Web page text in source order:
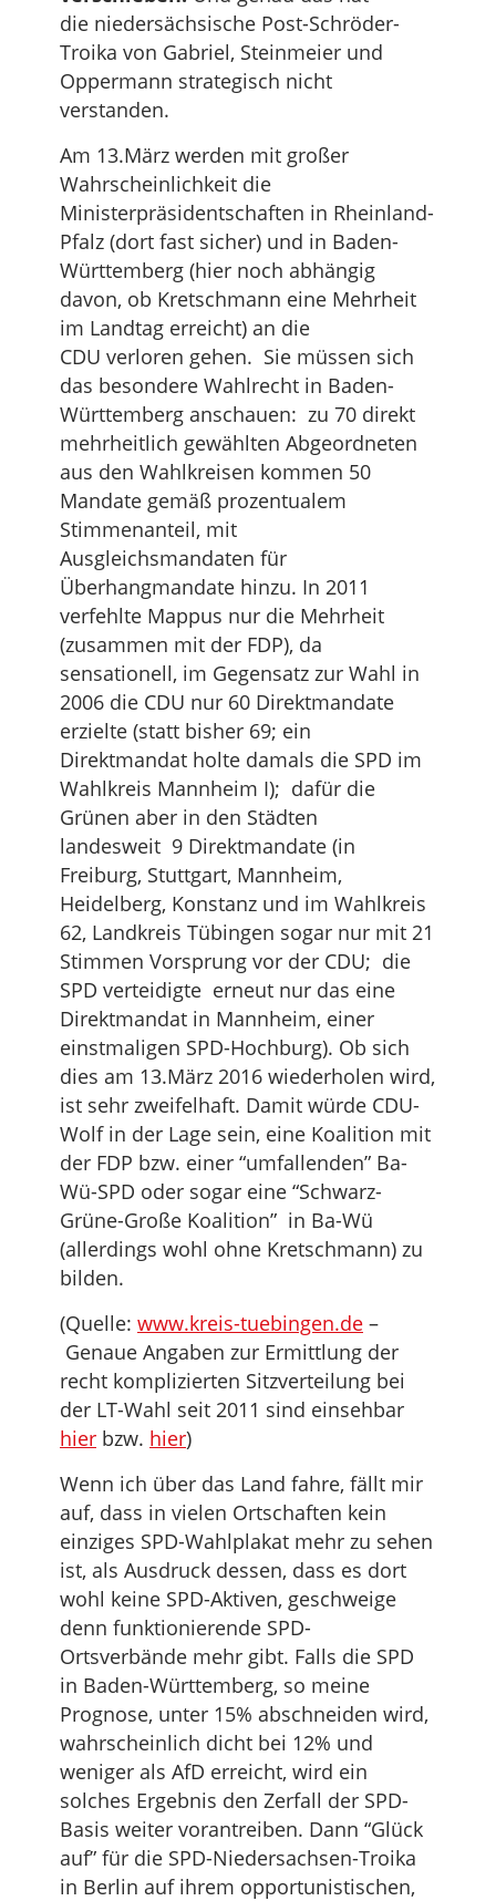
die niedersächsische Post-Schröder-
Troika von Gabriel, Steinmeier und
Oppermann strategisch nicht
verstanden.
Am 13.März werden mit großer
Wahrscheinlichkeit die
Ministerpräsidentschaften in Rheinland-
Pfalz (dort fast sicher) und in Baden-
Württemberg (hier noch abhängig
davon, ob Kretschmann eine Mehrheit
im Landtag erreicht) an die
CDU verloren gehen. Sie müssen sich
das besondere Wahlrecht in Baden-
Württemberg anschauen: zu 70 direkt
mehrheitlich gewählten Abgeordneten
aus den Wahlkreisen kommen 50
Mandate gemäß prozentualem
Stimmenanteil, mit
Ausgleichsmandaten für
Überhangmandate hinzu. In 2011
verfehlte Mappus nur die Mehrheit
(zusammen mit der FDP), da
sensationell, im Gegensatz zur Wahl in
2006 die CDU nur 60 Direktmandate
erzielte (statt bisher 69; ein
Direktmandat holte damals die SPD im
Wahlkreis Mannheim I); dafür die
Grünen aber in den Städten
landesweit 9 Direktmandate (in
Freiburg, Stuttgart, Mannheim,
Heidelberg, Konstanz und im Wahlkreis
62, Landkreis Tübingen sogar nur mit 21
Stimmen Vorsprung vor der CDU; die
SPD verteidigte erneut nur das eine
Direktmandat in Mannheim, einer
einstmaligen SPD-Hochburg). Ob sich
dies am 13.März 2016 wiederholen wird,
ist sehr zweifelhaft. Damit würde CDU-
Wolf in der Lage sein, eine Koalition mit
der FDP bzw. einer “umfallenden” Ba-
Wü-SPD oder sogar eine “Schwarz-
Grüne-Große Koalition” in Ba-Wü
(allerdings wohl ohne Kretschmann) zu
bilden.
(Quelle: www.kreis-tuebingen.de –
Genaue Angaben zur Ermittlung der
recht komplizierten Sitzverteilung bei
der LT-Wahl seit 2011 sind einsehbar
hier bzw. hier)
Wenn ich über das Land fahre, fällt mir
auf, dass in vielen Ortschaften kein
einziges SPD-Wahlplakat mehr zu sehen
ist, als Ausdruck dessen, dass es dort
wohl keine SPD-Aktiven, geschweige
denn funktionierende SPD-
Ortsverbände mehr gibt. Falls die SPD
in Baden-Württemberg, so meine
Prognose, unter 15% abschneiden wird,
wahrscheinlich dicht bei 12% und
weniger als AfD erreicht, wird ein
solches Ergebnis den Zerfall der SPD-
Basis weiter vorantreiben. Dann “Glück
auf” für die SPD-Niedersachsen-Troika
in Berlin auf ihrem opportunistischen,